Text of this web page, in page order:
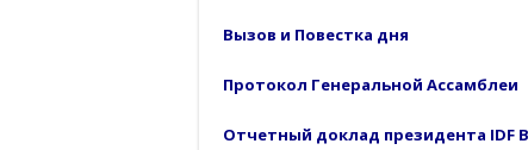
Вызов и Повестка дня
Протокол Генеральной Ассамблеи
Отчетный доклад президента IDF